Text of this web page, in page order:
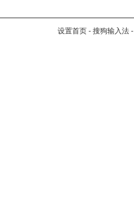
设置首页 - 搜狗输入法 -